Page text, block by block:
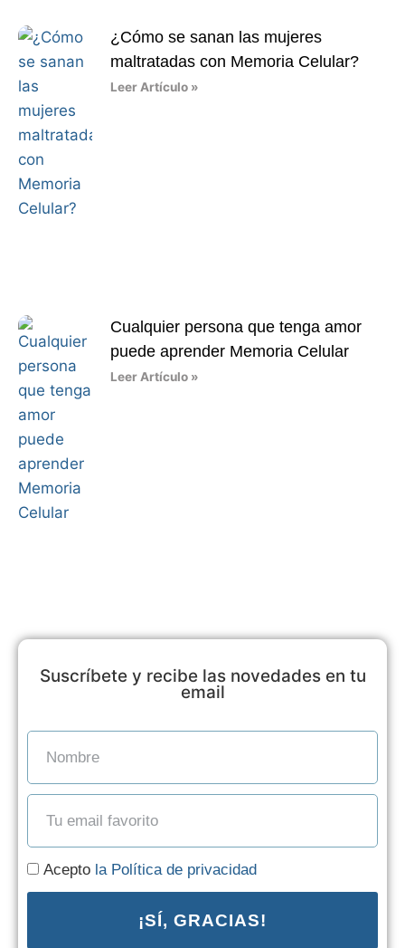
¿Cómo se sanan las mujeres
maltratadas con Memoria Celular?
Leer Artículo »
Cualquier persona que tenga amor
puede aprender Memoria Celular
Leer Artículo »
Suscríbete y recibe las novedades en tu
email
Acepto la Política de privacidad
¡SÍ, GRACIAS!